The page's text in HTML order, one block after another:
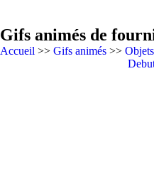
Gifs animés de
Accueil >> Gifs animés >> Objets